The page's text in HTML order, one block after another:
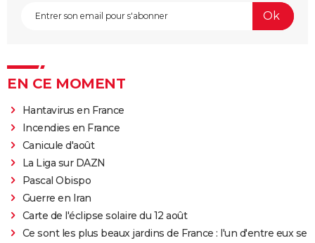
EN CE MOMENT
Hantavirus en France
Incendies en France
Canicule d'août
La Liga sur DAZN
Pascal Obispo
Guerre en Iran
Carte de l'éclipse solaire du 12 août
Ce sont les plus beaux jardins de France : l'un d'entre eux se